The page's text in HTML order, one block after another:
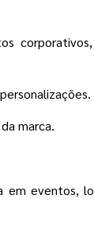
corporativos,
marca.
eventos,